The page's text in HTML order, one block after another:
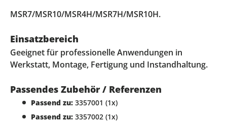
MSR7/MSR10/MSR4H/MSR7H/MSR10H.
Einsatzbereich
Geeignet für professionelle Anwendungen in
Werkstatt, Montage, Fertigung und Instandhaltung.
Passendes Zubehör / Referenzen
Passend zu: 3357001 (1x)
Passend zu: 3357002 (1x)